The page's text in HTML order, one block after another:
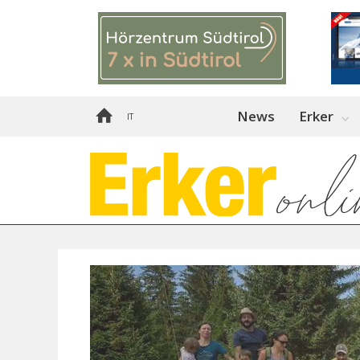
IT News Erker